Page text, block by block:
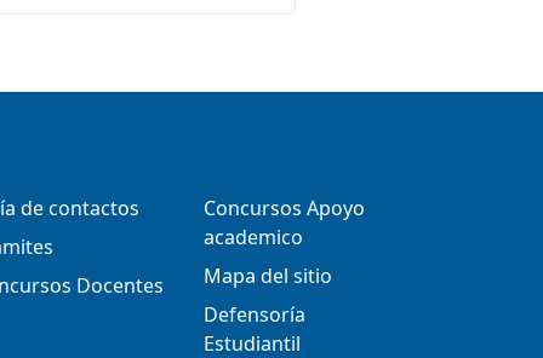
de contactos
Docentes
Concursos Apoyo
academico
Mapa del sitio
Defensoría
Estudiantil